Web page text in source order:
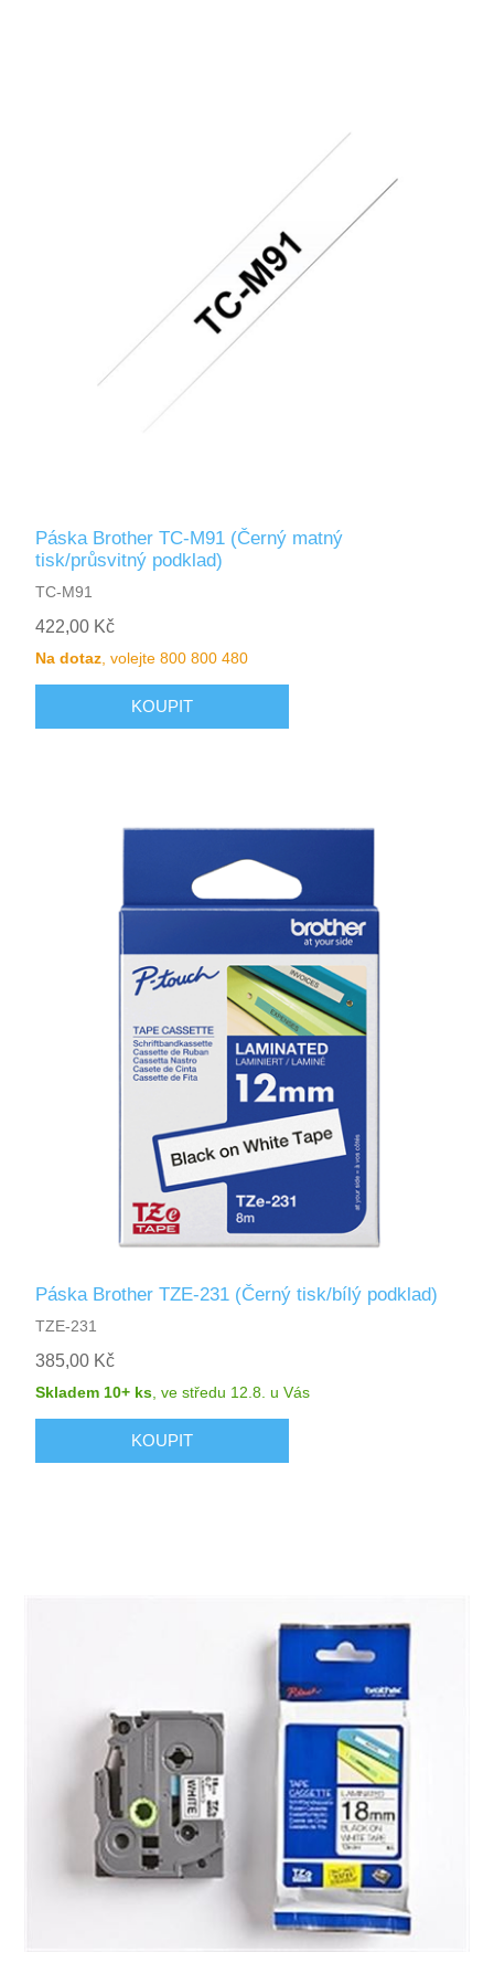
Páska Brother TC-M91 (Černý matný
tisk/průsvitný podklad)
TC-M91
422,00 Kč
Na dotaz , volejte 800 800 480
Páska Brother TZE-231 (Černý tisk/bílý podklad)
TZE-231
385,00 Kč
Skladem 10+ ks ,ve středu 12.8. u Vás